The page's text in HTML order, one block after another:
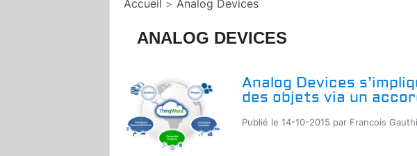
Accueil > Analog Devices
ANALOG DEVICES
Analog Devices
des objets via un
Publié le 14-10-2015 par Francois